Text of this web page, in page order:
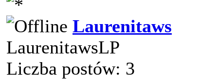
Laurenitaws
LaurenitawsLP
Liczba postów: 3